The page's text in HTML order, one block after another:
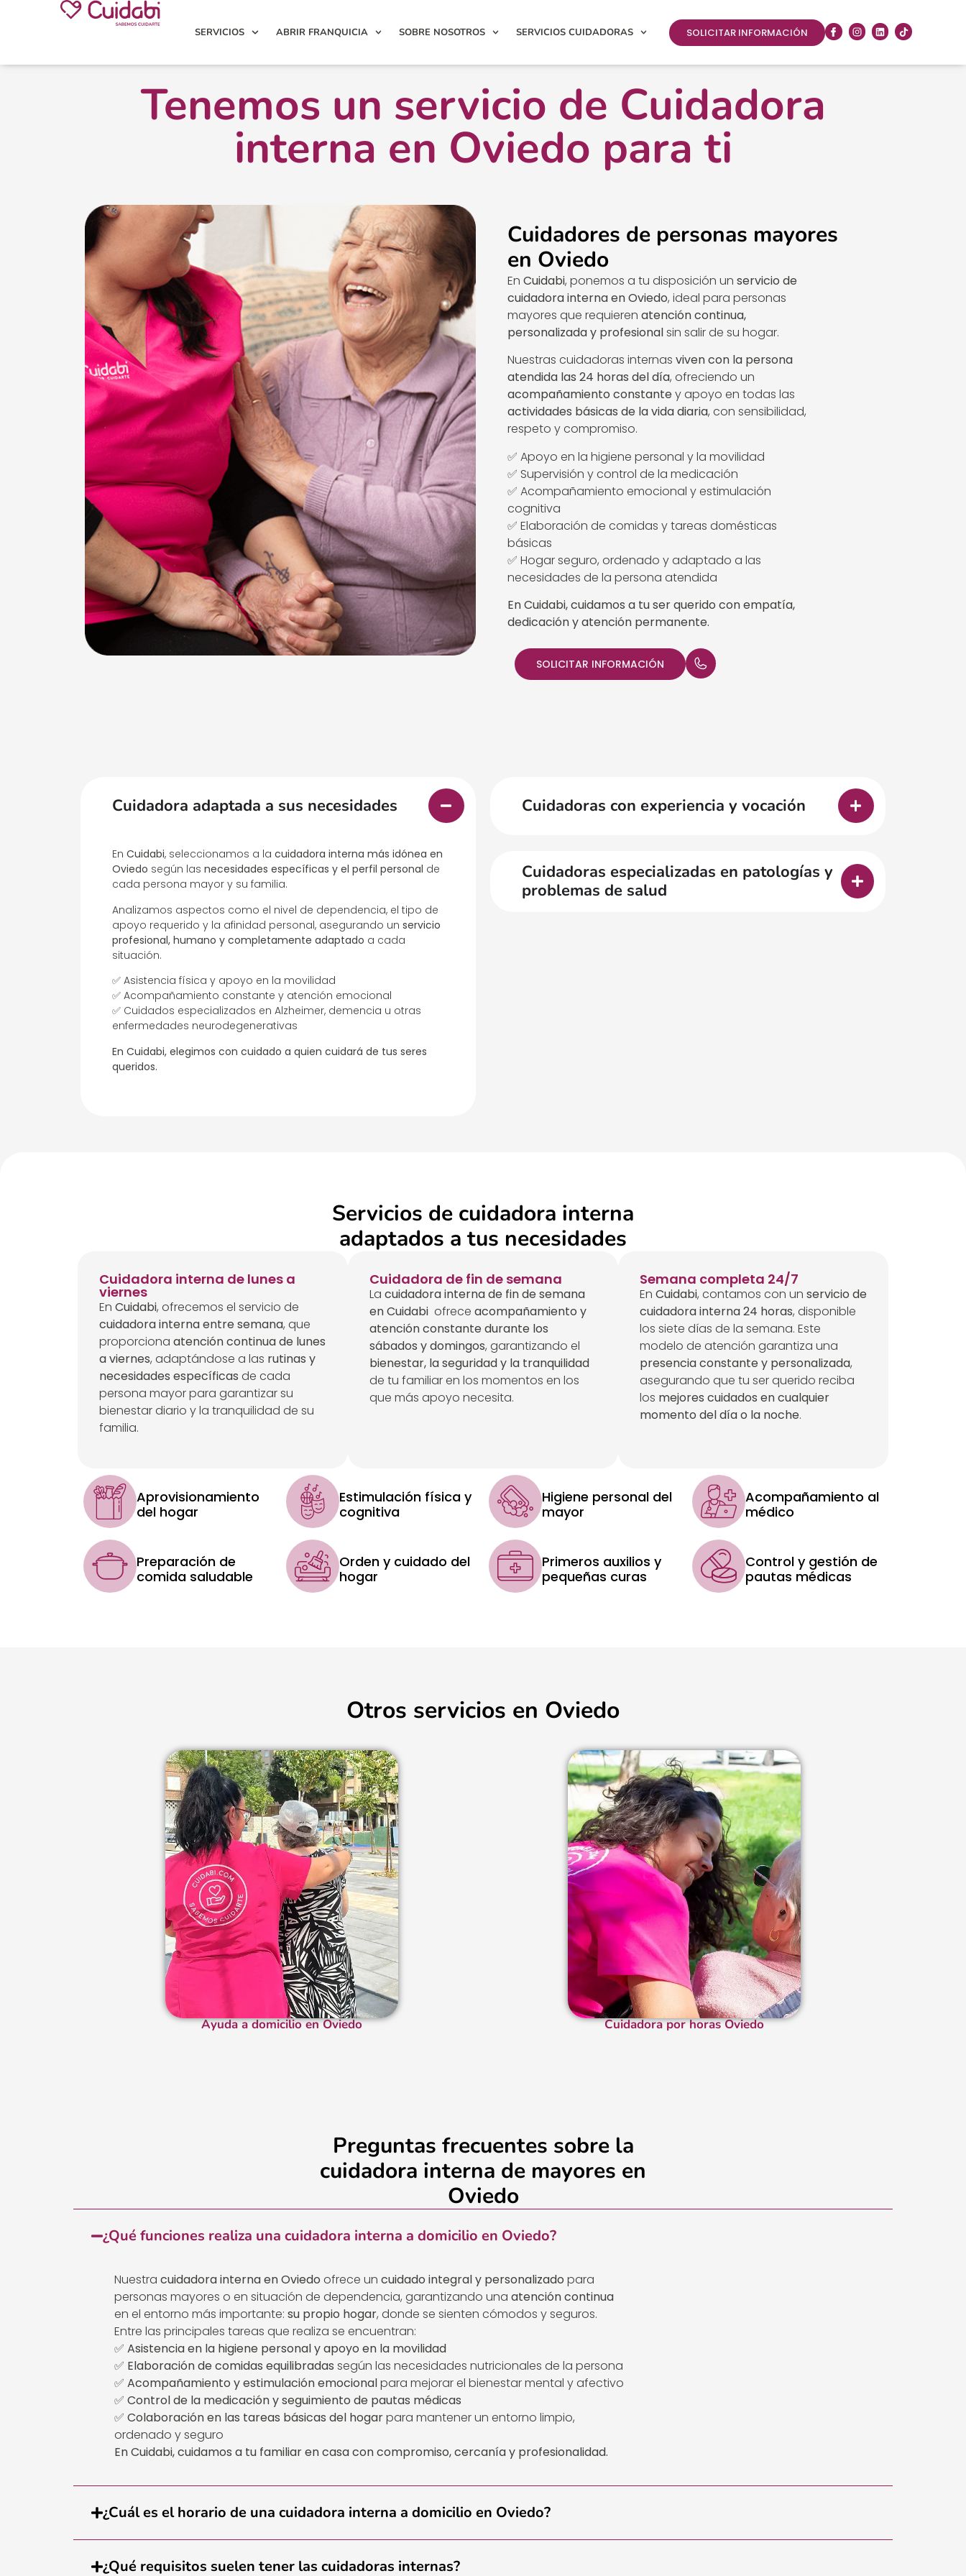
SERVICIOS ABRIR FRANQUICIA SOBRE NOSOTROS SERVICIOS CUIDADORAS SOLICITAR INFORMACIÓN
Tenemos un servicio de Cuidadora
interna en Oviedo para ti
Cuidadores de personas mayores
en Oviedo
En Cuidabi, ponemos a tu disposición un servicio de
cuidadora interna en Oviedo, ideal para personas
mayores que requieren atención continua,
personalizada y profesionalsin salir de su hogar.
Nuestras cuidadoras internas viven con la persona
atendida las 24 horas del día, ofreciendo un
acompañamiento constante y apoyo en todas las
actividades básicas de la vida diaria, con sensibilidad,
respeto y compromiso.
✅ Apoyo en la higiene personal y la movilidad
✅ Supervisión y control de la medicación
✅ Acompañamiento emocional y estimulación
cognitiva
✅ Elaboración de comidas y tareas domésticas
básicas
✅ Hogar seguro, ordenado y adaptado a las
necesidades de la persona atendida
En Cuidabi, cuidamos a tu ser querido con empatía,
dedicación y atención permanente.
SOLICITAR INFORMACIÓN
Cuidadora adaptada a sus necesidades
En Cuidabi, seleccionamos a la cuidadora interna más idónea en
Oviedo según las necesidades específicas y el perfil personal de
cada persona mayor y su familia.
Analizamos aspectos como el nivel de dependencia, el tipo de
apoyo requerido y la afinidad personal, asegurando un servicio
profesional, humano y completamente adaptado a cada
situación.
✅ Asistencia física y apoyo en la movilidad
✅ Acompañamiento constante y atención emocional
✅ Cuidados especializados en Alzheimer, demencia u otras
enfermedades neurodegenerativas
En Cuidabi, elegimos con cuidado a quien cuidará de tus seres
queridos.
Cuidadoras con experiencia y vocación
Cuidadoras especializadas en patologías y
problemas de salud
Servicios de cuidadora interna
adaptados a tus necesidades
Cuidadora interna de lunes a
viernes
En Cuidabi, ofrecemos el servicio de
cuidadora interna entre semana, que
proporciona atención continua de lunes
a viernes, adaptándose a las rutinas y
necesidades específicas de cada
persona mayor para garantizar su
bienestar diario y la tranquilidad de su
familia.
Cuidadora de fin de semana
La cuidadora interna de fin de semana
en Cuidabi ofrece acompañamiento y
atención constante durante los
sábados y domingos, garantizando el
bienestar, la seguridad y la tranquilidad
de tu familiar en los momentos en los
que más apoyo necesita.
Semana completa 24/7
EnCuidabi, contamos con unservicio de
cuidadora interna 24 horas, disponible
los siete días de la semana. Este
modelo de atención garantiza una
presencia constante y personalizada,
asegurando que tu ser querido reciba
los mejores cuidados en cualquier
momento del día o la noche.
Aprovisionamiento
del hogar
Estimulación física y
cognitiva
Higiene personal del
mayor
Acompañamiento al
médico
Preparación de
comida saludable
Orden y cuidado del
hogar
Primeros auxilios y
pequeñas curas
Control y gestión de
pautas médicas
Otros servicios en Oviedo
Ayuda a domicilio en Oviedo Cuidadora por horas Oviedo
Preguntas frecuentes sobre la
cuidadora interna de mayores en
Oviedo
¿Qué funciones realiza una cuidadora interna a domicilio en Oviedo?
Nuestra cuidadora interna en Oviedo ofrece un cuidado integral y personalizado para
personas mayores o en situación de dependencia, garantizando una atención continua
en el entorno más importante: su propio hogar, donde se sienten cómodos y seguros.
Entre las principales tareas que realiza se encuentran:
✅ Asistencia en la higiene personal y apoyo en la movilidad
✅ Elaboración de comidas equilibradas según las necesidades nutricionales de la persona
✅ Acompañamiento y estimulación emocionalpara mejorar el bienestar mental y afectivo
✅ Control de la medicación y seguimiento de pautas médicas
✅ Colaboración en las tareas básicas del hogarpara mantener un entorno limpio,
ordenado y seguro
En Cuidabi, cuidamos a tu familiar en casa con compromiso, cercanía y profesionalidad.
¿Cuál es el horario de una cuidadora interna a domicilio en Oviedo?
¿Qué requisitos suelen tener las cuidadoras internas?